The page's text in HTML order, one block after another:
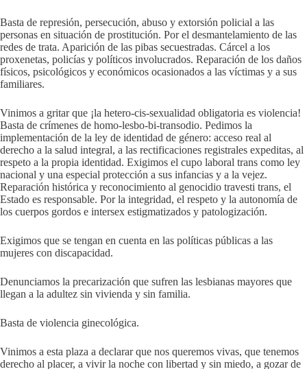
Basta de represión, persecución, abuso y extorsión policial a las
personas en situación de prostitución. Por el desmantelamiento de las
redes de trata. Aparición de las pibas secuestradas. Cárcel a los
proxenetas, policías y políticos involucrados. Reparación de los daños
físicos, psicológicos y económicos ocasionados a las víctimas y a sus
familiares.
Vinimos a gritar que ¡la hetero-cis-sexualidad obligatoria es violencia!
Basta de crímenes de homo-lesbo-bi-transodio. Pedimos la
implementación de la ley de identidad de género: acceso real al
derecho a la salud integral, a las rectificaciones registrales expeditas, al
respeto a la propia identidad. Exigimos el cupo laboral trans como ley
nacional y una especial protección a sus infancias y a la vejez.
Reparación histórica y reconocimiento al genocidio travesti trans, el
Estado es responsable. Por la integridad, el respeto y la autonomía de
los cuerpos gordos e intersex estigmatizados y patologización.
Exigimos que se tengan en cuenta en las políticas públicas a las
mujeres con discapacidad.
Denunciamos la precarización que sufren las lesbianas mayores que
llegan a la adultez sin vivienda y sin familia.
Basta de violencia ginecológica.
Vinimos a esta plaza a declarar que nos queremos vivas, que tenemos
derecho al placer, a vivir la noche con libertad y sin miedo, a gozar de